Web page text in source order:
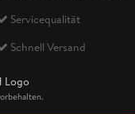
Servicequalität
Schnell Versand